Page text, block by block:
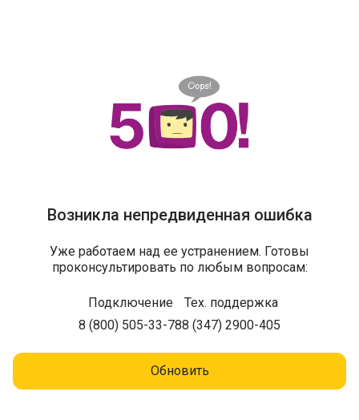
Возникла непредвиденная ошибка
Уже работаем над ее устранением. Готовы
проконсультировать по любым вопросам:
Подключение
8 (800) 505-33-78
Тех. поддержка
8 (347) 2900-405
Обновить